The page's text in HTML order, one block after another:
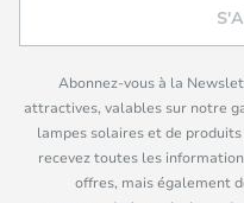
Abonnez-vous à la
attractives, valables sur notre
lampes solaires et de
recevez toutes les
offres, mais également